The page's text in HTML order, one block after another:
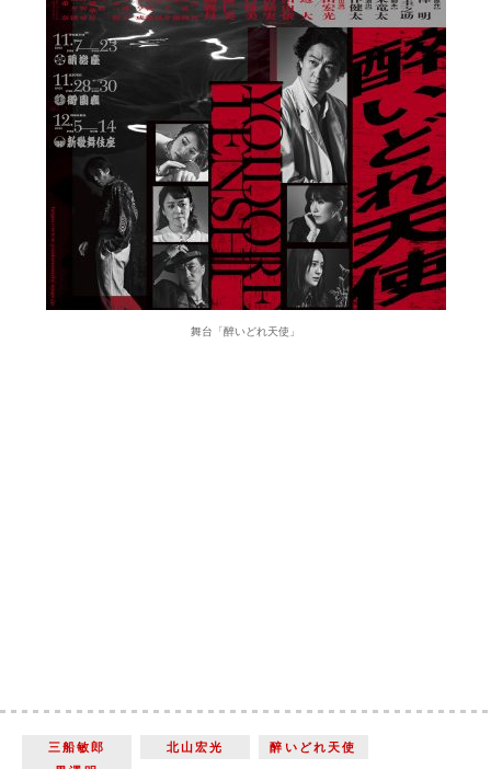
舞台「醉いどれ天使」
三船敏郎 北山宏光
醉いどれ天使